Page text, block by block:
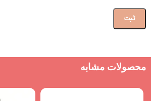
محصولات مشابه